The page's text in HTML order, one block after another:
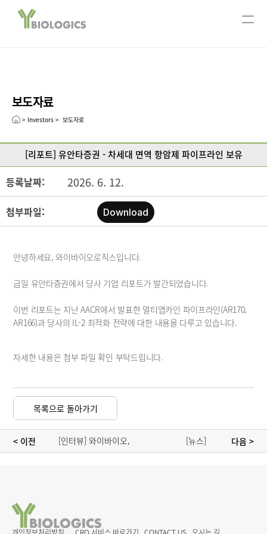
CEO message
Leadership
연구분야
Technology
Pipeline
Open Innovation
INVESTORS
재무정보
보도자료
공지사항
보도자료
> Investors >  보도자료
[리포트] 유안타증권 - 차세대 면역 항암제 파이프라인 보유
2026. 6. 12.
등록날짜:
첨부파일: Download
안녕하세요, 와이바이오로직스입니다.
금일 유안타증권에서 당사 기업 리포트가 발간되었습니다.
이번 리포트는 지난 AACR에서 발표한 멀티앱카인 파이프라인(AR170,
AR166)과 당사의 IL-2 최적화 전략에 대한 내용을 다루고 있습니다.
자세한 내용은 첨부 파일 확인 부탁드립니다.
목록으로 돌아가기
< 이전
[인터뷰] 와이바이오,
자체 파이프라인
[뉴스]
와이바이오로직스,
다음 >